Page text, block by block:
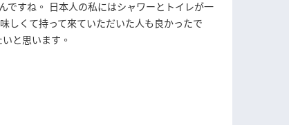
ですね。 日本人の私にはシャワーとトイレが一
しくて持って來ていただいた人も良かったで
と思います。